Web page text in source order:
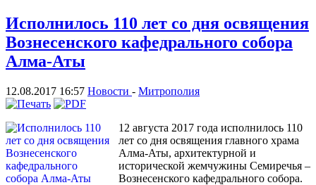
Исполнилось 110 лет со дня освящения
Вознесенского кафедрального собора
Алма-Аты
12.08.2017 16:57 Новости - Митрополия
12 августа 2017 года исполнилось 110
лет со дня освящения главного храма
Алма-Аты, архитектурной и
исторической жемчужины Семиречья –
Вознесенского кафедрального собора.